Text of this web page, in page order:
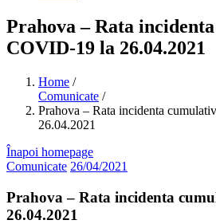
Prahova – Rata
COVID-19 la 26.04.2021
Home /
Comunicate /
Prahova – Rata incidenta
26.04.2021
Înapoi homepage
Comunicate 26/04/2021
Prahova – Rata incidenta
26.04.2021